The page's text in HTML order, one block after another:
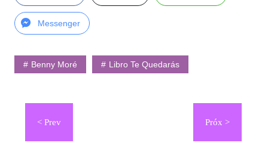
Messenger
Benny Moré Libro Te Quedarás
Navegación
entradas